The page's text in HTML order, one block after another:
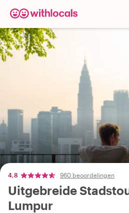
4,8 960 beoordelingen
Uitgebreide
Lumpur